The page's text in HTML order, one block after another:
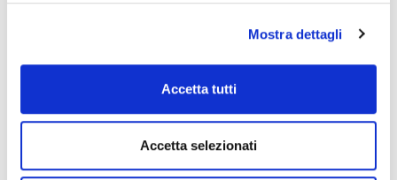
Mostra dettagli
Accetta tutti
Accetta selezionati